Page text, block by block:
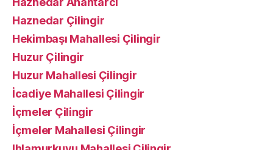
Haznedar Çilingir
Hekimbaşı Mahallesi Çilingir
Huzur Çilingir
Huzur Mahallesi Çilingir
İcadiye Mahallesi Çilingir
İçmeler Çilingir
İçmeler Mahallesi Çilingir